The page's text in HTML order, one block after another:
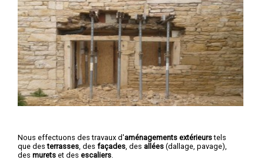
Nous effectuons des travaux d'aménagements extérieurstels
que desterrasses , des façades , des allées (dallage, pavage),
des murets et des escaliers